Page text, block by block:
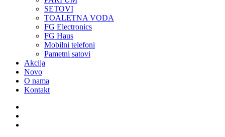
SETOVI
TOALETNA VODA
FG Electronics
FG Haus
Mobilni telefoni
Pametni satovi
Akcija
Novo
O nama
Kontakt